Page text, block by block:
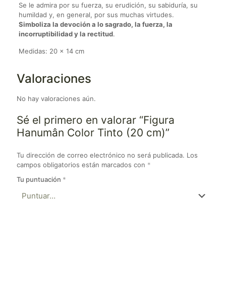
Se le admira por su fuerza, su erudición, su sabiduría, su
humildad y, en general, por sus muchas virtudes.
Simboliza la devoción a lo sagrado, la fuerza, la
incorruptibilidad y la rectitud.
Medidas: 20 x 14 cm
Valoraciones
No hay valoraciones aún.
Sé el primero en valorar “Figura
Hanumân Color Tinto (20 cm)”
Tu dirección de correo electrónico no será publicada. Los
campos obligatorios están marcados con *
Tu puntuación *